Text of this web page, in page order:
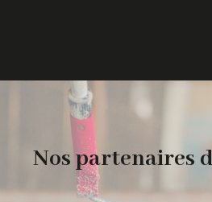
Nos partenaires